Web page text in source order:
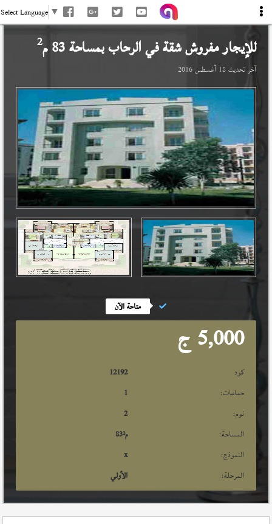
Select Language ▼
للإيجار مفروش شقة فيالرحاببمساحة 83 م 2
آخر تحديث18 أغسطس 2016
متاحة الآن
5,000 ج
كود
12192
حمامات:
1
نوم:
2
المساحة:
83م²
النموذج:
x
المرحلة:
الأولي